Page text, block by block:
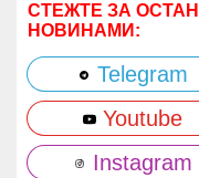
СТЕЖТЕ ЗА
НОВИНАМИ:
Telegram
Youtube
Instagram